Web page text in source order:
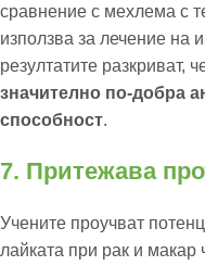
сравнение с мехлема с
използва за лечение на
резултатите разкриват,
значително по-добра
способност.
7. Притежава
Учените проучват
лайката при рак и макар